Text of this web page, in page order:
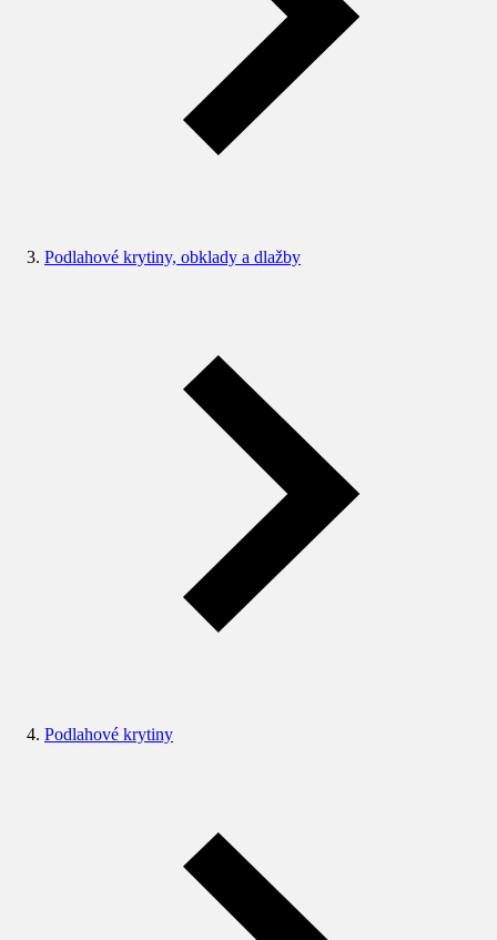
Podlahové krytiny, obklady a dlažby
Podlahové krytiny